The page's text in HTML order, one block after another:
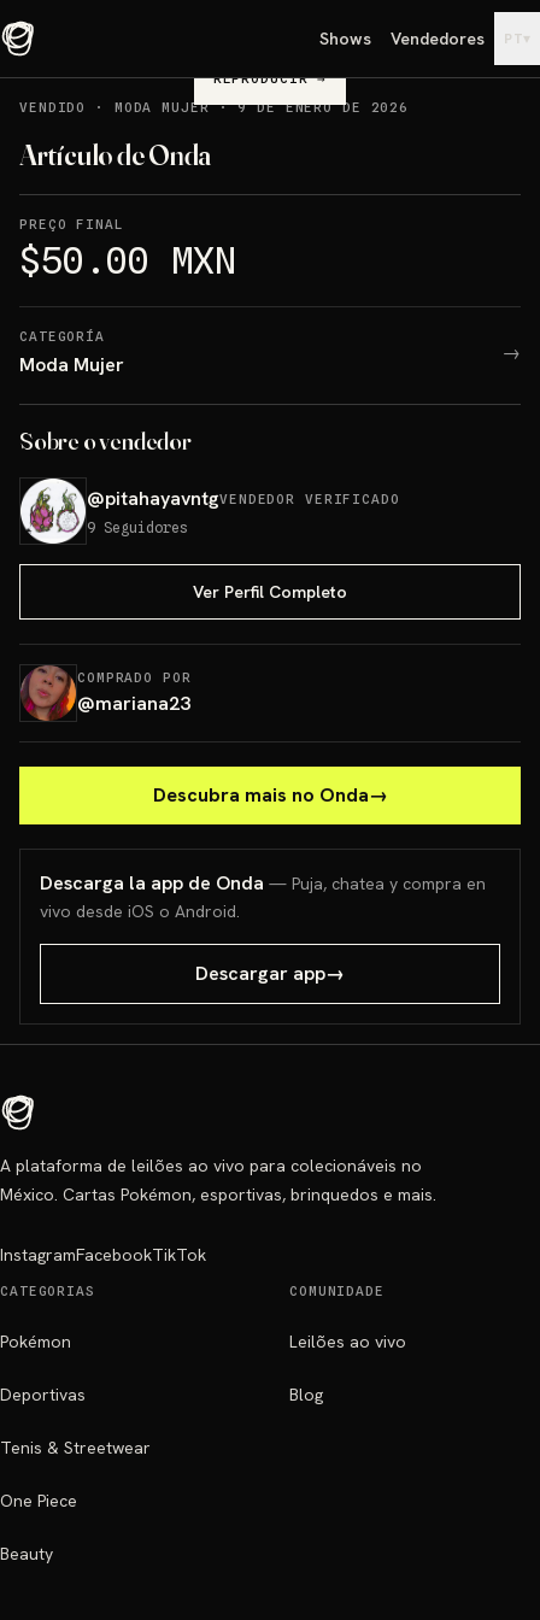
Shows Vendedores PT▾
REPRODUCIR→
VENDIDO
· MODA MUJER·9 DE ENERO DE 2026
Artículo de Onda
PREÇO FINAL
$50.00 MXN
CATEGORÍA
Moda Mujer →
Sobre o vendedor
@pitahayavntgVENDEDOR VERIFICADO
9 Seguidores
Ver Perfil Completo
COMPRADO POR
@mariana23
Descubra mais no Onda→
Descarga la app de Onda — Puja, chatea y compra en
vivo desde iOS o Android.
Descargar app→
A plataforma de leilões ao vivo para colecionáveis no
México. Cartas Pokémon, esportivas, brinquedos e mais.
InstagramFacebookTikTok
CATEGORIAS
Pokémon
Deportivas
Tenis & Streetwear
One Piece
Beauty
COMUNIDADE
Leilões ao vivo
Blog